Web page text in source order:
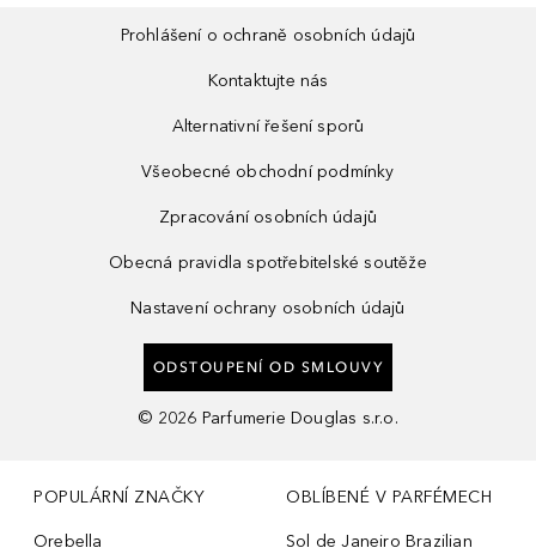
Prohlášení o ochraně osobních údajů
Kontaktujte nás
Alternativní řešení sporů
Všeobecné obchodní podmínky
Zpracování osobních údajů
Obecná pravidla spotřebitelské soutěže
Nastavení ochrany osobních údajů
ODSTOUPENÍ OD SMLOUVY
© 2026 Parfumerie Douglas s.r.o.
POPULÁRNÍ ZNAČKY
Orebella
OBLÍBENÉ V PARFÉMECH
Sol de Janeiro Brazilian